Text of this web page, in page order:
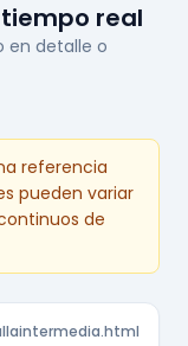
real
en detalle o
referencia
pueden variar
de